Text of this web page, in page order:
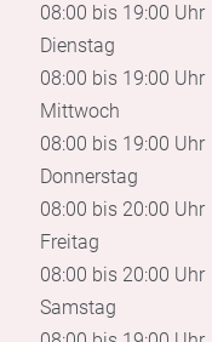
08:00 bis 19:00 Uhr
Dienstag
08:00 bis 19:00 Uhr
Mittwoch
08:00 bis 19:00 Uhr
Donnerstag
08:00 bis 20:00 Uhr
Freitag
08:00 bis 20:00 Uhr
Samstag